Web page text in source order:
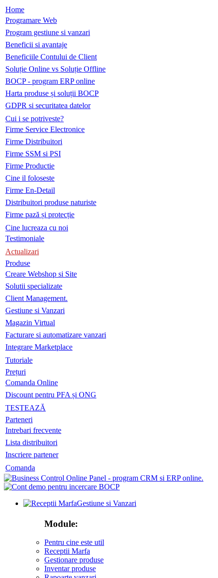
Home
Programare Web
Program gestiune si vanzari
Beneficii si avantaje
Beneficiile Contului de Client
Soluție Online vs Soluție Offline
BOCP - program ERP online
Harta produse și soluții BOCP
GDPR si securitatea datelor
Cui i se potriveste?
Firme Service Electronice
Firme Distribuitori
Firme SSM si PSI
Firme Productie
Cine il foloseste
Firme En-Detail
Distribuitori produse naturiste
Firme pază și protecție
Cine lucreaza cu noi
Testimoniale
Actualizari
Produse
Creare Webshop si Site
Solutii specializate
Client Management.
Gestiune si Vanzari
Magazin Virtual
Facturare si automatizare vanzari
Integrare Marketplace
Tutoriale
Prețuri
Comanda Online
Discount pentru PFA și ONG
TESTEAZĂ
Parteneri
Intrebari frecvente
Lista distribuitori
Inscriere partener
Comanda
Gestiune si Vanzari
Module:
Pentru cine este util
Receptii Marfa
Gestionare produse
Inventar produse